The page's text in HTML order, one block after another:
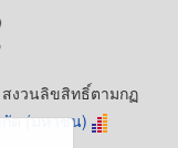
สงวนลิขสิทธิ์ตามกฏ
กัด (มหาชน)